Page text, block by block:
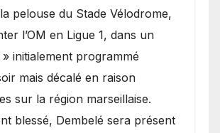
pelouse du Stade Vélodrome,
l’OM en Ligue 1, dans un
» initialement programmé
mais décalé en raison
sur la région marseillaise.
blessé, Dembelé sera présent